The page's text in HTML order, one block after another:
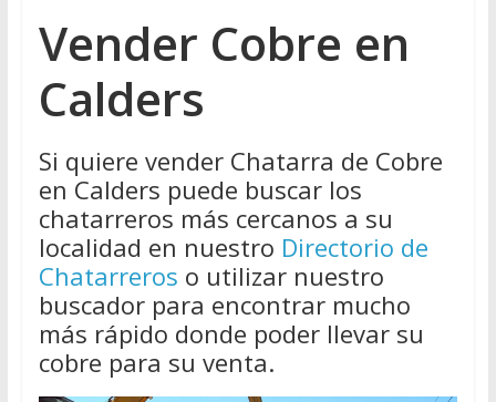
Vender Cobre en
Calders
Si quiere vender Chatarra de Cobre
en Calders puede buscar los
chatarreros más cercanos a su
localidad en nuestro Directorio de
Chatarreros o utilizar nuestro
buscador para encontrar mucho
más rápido donde poder llevar su
cobre para su venta.